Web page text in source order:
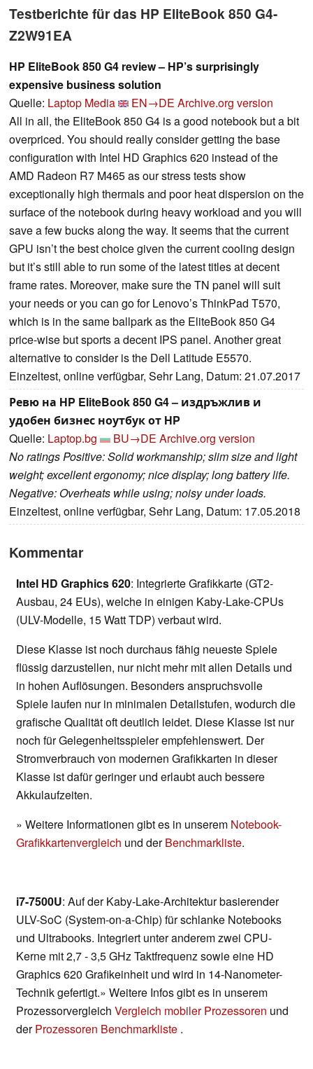
Testberichte für das HP EliteBook 850 G4-
Z2W91EA
HP EliteBook 850 G4 review – HP’s surprisingly
expensive business solution
Quelle: Laptop Media EN→DE Archive.org version
All in all, the EliteBook 850 G4 is a good notebook but a bit
overpriced. You should really consider getting the base
configuration with Intel HD Graphics 620 instead of the
AMD Radeon R7 M465 as our stress tests show
exceptionally high thermals and poor heat dispersion on the
surface of the notebook during heavy workload and you will
save a few bucks along the way. It seems that the current
GPU isn’t the best choice given the current cooling design
but it’s still able to run some of the latest titles at decent
frame rates. Moreover, make sure the TN panel will suit
your needs or you can go for Lenovo’s ThinkPad T570,
which is in the same ballpark as the EliteBook 850 G4
price-wise but sports a decent IPS panel. Another great
alternative to consider is the Dell Latitude E5570.
Einzeltest, online verfügbar, Sehr Lang, Datum: 21.07.2017
Ревю на HP EliteBook 850 G4 – издръжлив и
удобен бизнес ноутбук от HP
Quelle: Laptop.bg BU→DE Archive.org version
No ratings Positive: Solid workmanship; slim size and light
weight; excellent ergonomy; nice display; long battery life.
Negative: Overheats while using; noisy under loads.
Einzeltest, online verfügbar, Sehr Lang, Datum: 17.05.2018
Kommentar
Intel HD Graphics 620: Integrierte Grafikkarte (GT2-
Ausbau, 24 EUs), welche in einigen Kaby-Lake-CPUs
(ULV-Modelle, 15 Watt TDP) verbaut wird.
Diese Klasse ist noch durchaus fähig neueste Spiele
flüssig darzustellen, nur nicht mehr mit allen Details und
in hohen Auflösungen. Besonders anspruchsvolle
Spiele laufen nur in minimalen Detailstufen, wodurch die
grafische Qualität oft deutlich leidet. Diese Klasse ist nur
noch für Gelegenheitsspieler empfehlenswert. Der
Stromverbrauch von modernen Grafikkarten in dieser
Klasse ist dafür geringer und erlaubt auch bessere
Akkulaufzeiten.
» Weitere Informationen gibt es in unserem Notebook-
Grafikkartenvergleich und derBenchmarkliste.
i7-7500U: Auf der Kaby-Lake-Architektur basierender
ULV-SoC (System-on-a-Chip) für schlanke Notebooks
und Ultrabooks. Integriert unter anderem zwei CPU-
Kerne mit 2,7 - 3,5 GHz Taktfrequenz sowie eine HD
Graphics 620 Grafikeinheit und wird in 14-Nanometer-
Technik gefertigt.» Weitere Infos gibt es in unserem
Prozessorvergleich Vergleich mobiler Prozessoren und
derProzessoren Benchmarkliste .